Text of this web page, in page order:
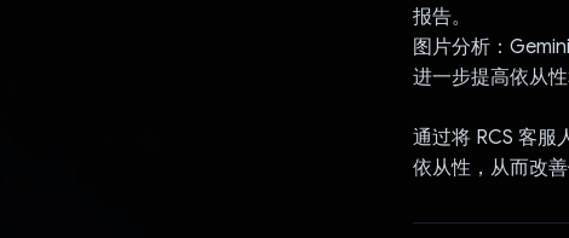
报告。
图片分析：
进一步提高依从性
通过将 RCS 客服
依从性，从而改